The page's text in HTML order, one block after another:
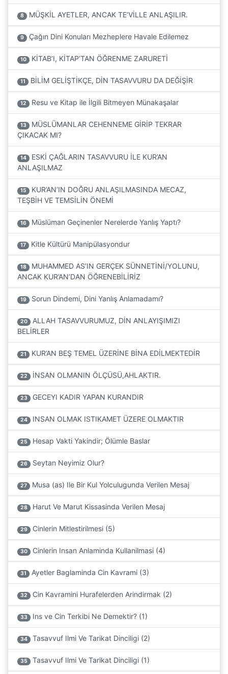
8 MÜŞKİL AYETLER, ANCAK TE’VİLLE ANLAŞILIR.
9 Çağın Dini Konuları Mezheplere Havale Edilemez
10 KİTAB’I, KİTAP’TAN ÖĞRENME ZARURETİ
11 BİLİM GELİŞTİKÇE, DİN TASAVVURU DA DEĞİŞİR
12 Resu ve Kitap ile İlgili Bitmeyen Münakaşalar
13
MÜSLÜMANLAR CEHENNEME GİRİP TEKRAR
ÇIKACAK MI?
14
ESKİ ÇAĞLARIN TASAVVURU İLE KUR’AN
ANLAŞILMAZ
15
KUR’AN’IN DOĞRU ANLAŞILMASINDA MECAZ,
TEŞBİH VE TEMSİLİN ÖNEMİ
16 Müslüman Geçinenler Nerelerde Yanlış Yaptı?
17 Kitle Kültürü Manipülasyondur
18
MUHAMMED AS’IN GERÇEK SÜNNETİNİ/YOLUNU,
ANCAK KUR’AN’DAN ÖĞRENEBİLİRİZ
19 Sorun Dindemi, Dini Yanlış Anlamadamı?
20
ALLAH TASAVVURUMUZ, DİN ANLAYIŞIMIZI
BELİRLER
21 KUR’AN BEŞ TEMEL ÜZERİNE BİNA EDİLMEKTEDİR
22 İNSAN OLMANIN ÖLÇÜSÜ,AHLAKTIR.
23 GECEYI KADIR YAPAN KURANDIR
24 INSAN OLMAK ISTIKAMET ÜZERE OLMAKTIR
25 Hesap Vakti Yakindir; Ölümle Baslar
26 Seytan Neyimiz Olur?
27 Musa (as) Ile Bir Kul Yolculugunda Verilen Mesaj
28 Harut Ve Marut Kissasinda Verilen Mesaj
29 Cinlerin Mitlestirilmesi (5)
30 Cinlerin Insan Anlaminda Kullanilmasi (4)
31 Ayetler Baglaminda Cin Kavrami (3)
32 Cin Kavramini Hurafelerden Arindirmak (2)
33 Ins ve Cin Terkibi Ne Demektir? (1)
34 Tasavvuf Ilmi Ve Tarikat Dinciligi (2)
35 Tasavvuf Ilmi Ve Tarikat Dinciligi (1)